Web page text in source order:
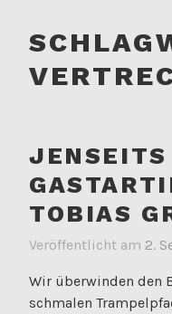
TOBIAS
Veröffentlicht am 2.
Wir überwinden den
schmalen